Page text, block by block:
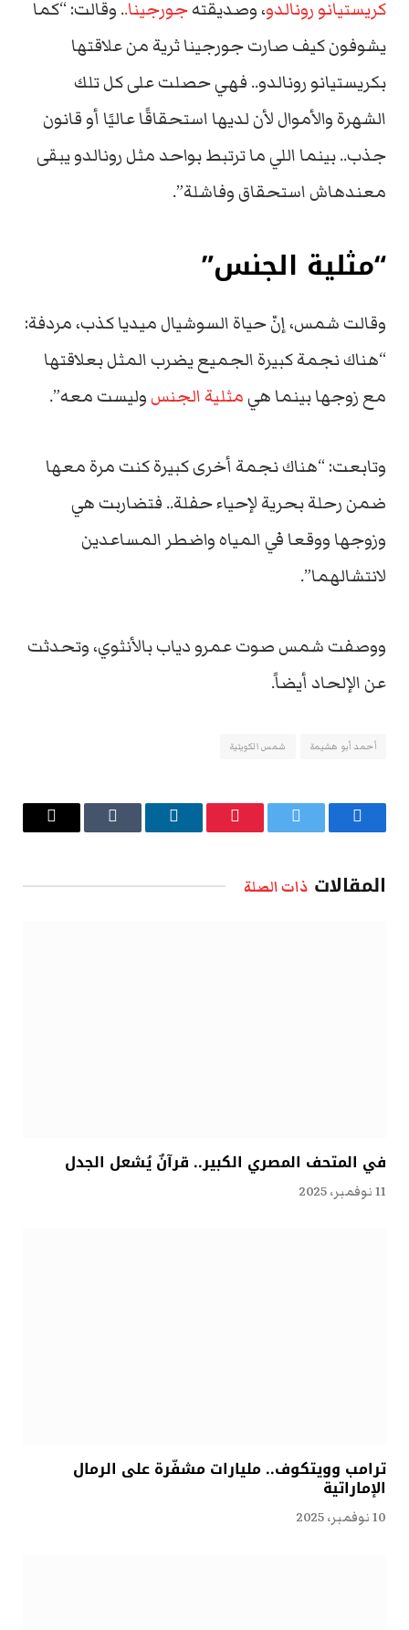
كريستيانو رونالدو، وصديقتهجورجينا.. وقالت: “كما
يشوفون كيف صارت جورجينا ثرية من علاقتها
بكريستيانو رونالدو.. فهي حصلت على كل تلك
الشهرة والأموال لأن لديها استحقاقًا عاليًا أو قانون
جذب.. بينما اللي ما ترتبط بواحد مثل رونالدو يبقى
معندهاش استحقاق وفاشلة”.
“مثلية الجنس”
وقالت شمس، إنّ حياة السوشيال ميديا كذب، مردفة:
“هناك نجمة كبيرة الجميع يضرب المثل بعلاقتها
مع زوجها بينما هيمثلية الجنسوليست معه”.
وتابعت: “هناك نجمة أخرى كبيرة كنت مرة معها
ضمن رحلة بحرية لإحياء حفلة.. فتضاربت هي
وزوجها ووقعا في المياه واضطر المساعدين
لانتشالهما”.
ووصفت شمس صوت عمرو دياب بالأنثوي، وتحدثت
عن الإلحاد أيضاً.
أحمد أبو هشيمة شمس الكويتية
فيسبوك تويتر بينتيريستلينكدإن Tumblr
البريد
المقالات ذات الصلة
في المتحف المصري الكبير.. قرآنٌ يُشعل الجدل
11 نوفمبر، 2025
ترامب وويتكوف.. مليارات مشفّرة على الرمال
الإماراتية
10 نوفمبر، 2025